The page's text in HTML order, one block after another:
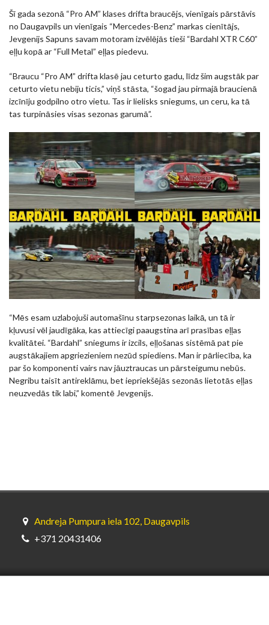
Šī gada sezonā “Pro AM” klases drifta braucējs, vienīgais pārstāvis
no Daugavpils un vienīgais “Mercedes-Benz” markas cienītājs,
Jevgenijs Sapuns savam motoram izvēlējās tieši “Bardahl XTR C60”
eļļu kopā ar “Full Metal” eļļas piedevu.
“Braucu “Pro AM” drifta klasē jau ceturto gadu, līdz šim augstāk par
ceturto vietu nebiju ticis,” viņš stāsta, “šogad jau pirmajā braucienā
izcīnīju godpilno otro vietu. Tas ir lielisks sniegums, un ceru, ka tā
tas turpināsies visas sezonas garumā”.
“Mēs esam uzlabojuši automašīnu starpsezonas laikā, un tā ir
kļuvusi vēl jaudīgāka, kas attiecīgi paaugstina arī prasības eļļas
kvalitātei. “Bardahl” sniegums ir izcils, eļļošanas sistēmā pat pie
augstākajiem apgriezieniem nezūd spiediens. Man ir pārliecība, ka
par šo komponenti vairs nav jāuztraucas un pārsteigumu nebūs.
Negribu taisīt antireklāmu, bet iepriekšējās sezonās lietotās eļļas
neuzvedās tik labi,” komentē Jevgenijs.
Andreja Pumpura iela 102, Daugavpils
+371 20431406